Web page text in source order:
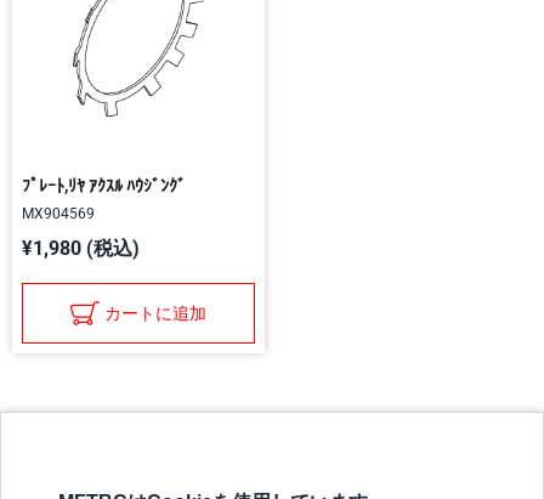
ﾌﾟﾚｰﾄ,ﾘﾔ ｱｸｽﾙ ﾊｳｼﾞﾝｸﾞ
MX904569
¥1,980 (税込)
カートに追加